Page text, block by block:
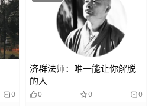
0
济群法师：唯一能让你解脱
的人
0 0 0